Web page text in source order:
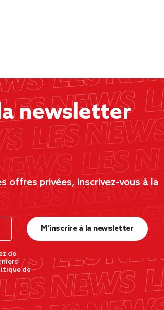
newsletter
offres privées, inscrivez-vous à la
de
de
M’inscrire à la newsletter